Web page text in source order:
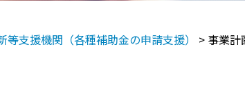
等支援機関（各種補助金の申請支援） > 事業計